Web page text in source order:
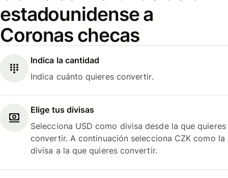
estadounidense a
Coronas checas
Indica la cantidad
Indica cuánto quieres convertir.
Elige tus divisas
Selecciona USD como divisa desde la que quieres
convertir. A continuación selecciona CZK como la
divisa a la que quieres convertir.